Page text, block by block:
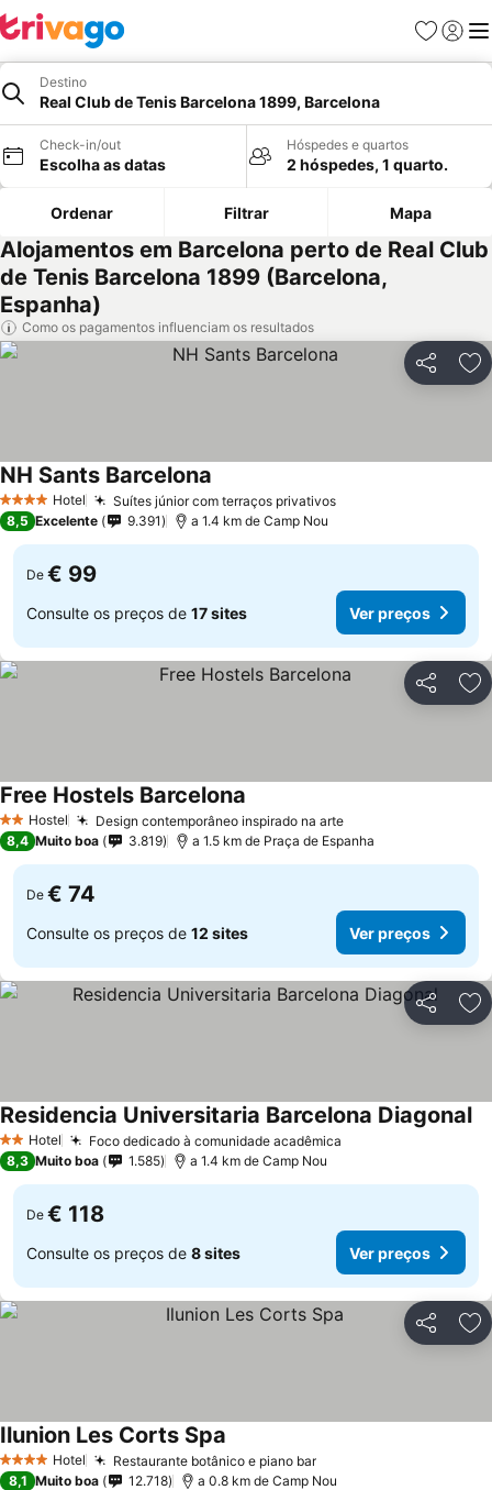
Favoritos
Iniciar
Destino
Real Club de Tenis Barcelona 1899, Barcelona
Check-in/out
Escolha as datas
Hóspedes e quartos
2 hóspedes, 1 quarto.
Ordenar Filtrar Mapa
Alojamentos em Barcelona perto de Real Club
de Tenis Barcelona 1899 (Barcelona,
Espanha)
Como os pagamentos influenciam os resultados
Partilhar
4 EstrelasHotel Suítes júnior com terraços privativos
NH Sants Barcelona
8,5 Excelente 9.391 a 1.4 km de Camp Nou
De € 99
Consulte os preços de 17 sites Ver preços
Partilhar
2 Estrelas
Hostel Design contemporâneo inspirado na arte
Free Hostels Barcelona
8,4 Muito boa 3.819 a 1.5 km de Praça de Espanha
De € 74
Consulte os preços de 12 sites Ver preços
Partilhar
2 Estrelas
Hotel Foco dedicado à comunidade acadêmica
Residencia Universitaria Barcelona Diagonal
8,3 Muito boa 1.585 a 1.4 km de Camp Nou
De € 118
Consulte os preços de 8 sites Ver preços
Partilhar
4 EstrelasHotel Restaurante botânico e piano bar
Ilunion Les Corts Spa
8,1 Muito boa 12.718 a 0.8 km de Camp Nou